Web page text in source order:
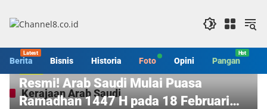
konten
Berita Bisnis Historia Foto Opini Pangan
Kerajaan Arab Saudi
Resmi! Arab Saudi Mulai Puasa
Ramadhan 1447 H pada 18 Februari